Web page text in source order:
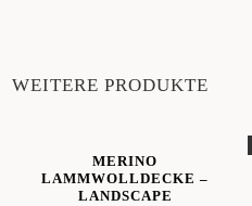
WEITERE PRODUKTE
MERINO
LAMMWOLLDECKE –
LANDSCAPE